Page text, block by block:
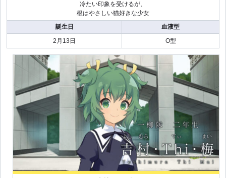
冷たい印象を受けるが、
根はやさしい猫好きな少女
誕生日
血液型
2月13日
O型